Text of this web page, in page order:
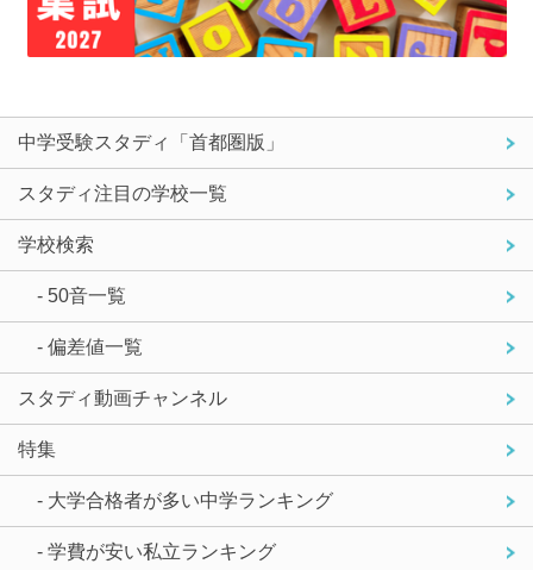
中学受験スタディ「首都圏版」
スタディ注目の学校一覧
学校検索
- 50音一覧
- 偏差値一覧
スタディ動画チャンネル
特集
- 大学合格者が多い中学ランキング
- 学費が安い私立ランキング